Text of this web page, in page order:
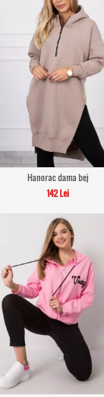
Hanorac dama bej
142 Lei